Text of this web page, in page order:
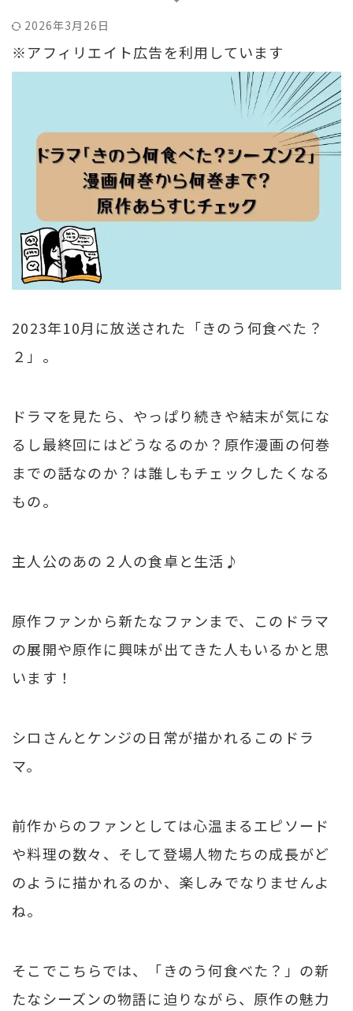
2026年3月26日
※アフィリエイト広告を利用しています
2023年10月に放送された「きのう何食べた？
２」。
ドラマを見たら、やっぱり続きや結末が気にな
るし最終回にはどうなるのか？原作漫画の何巻
までの話なのか？は誰しもチェックしたくなる
もの。
主人公のあの２人の食卓と生活♪
原作ファンから新たなファンまで、このドラマ
の展開や原作に興味が出てきた人もいるかと思
います！
シロさんとケンジの日常が描かれるこのドラ
マ。
前作からのファンとしては心温まるエピソード
や料理の数々、そして登場人物たちの成長がど
のように描かれるのか、楽しみでなりませんよ
ね。
そこでこちらでは、「きのう何食べた？」の新
たなシーズンの物語に迫りながら、原作の魅力